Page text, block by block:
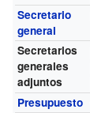
Secretario
general
Secretarios
generales
adjuntos
Presupuesto